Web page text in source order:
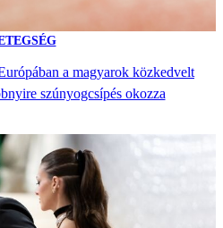
a magyarok közkedvelt
szúnyogcsípés okozza